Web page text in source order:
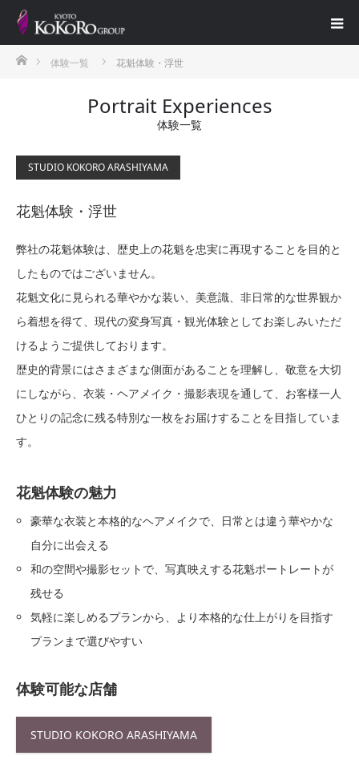
ホーム体験一覧 花魁体験・浮世
Portrait Experiences
体験一覧
STUDIO KOKORO ARASHIYAMA
花魁体験・浮世
弊社の花魁体験は、歴史上の花魁を忠実に再現することを目的と
したものではございません。
花魁文化に見られる華やかな装い、美意識、非日常的な世界観か
ら着想を得て、現代の変身写真・観光体験としてお楽しみいただ
けるようご提供しております。
歴史的背景にはさまざまな側面があることを理解し、敬意を大切
にしながら、衣装・ヘアメイク・撮影表現を通して、お客様一人
ひとりの記念に残る特別な一枚をお届けすることを目指していま
す。
花魁体験の魅力
豪華な衣装と本格的なヘアメイクで、日常とは違う華やかな
自分に出会える
和の空間や撮影セットで、写真映えする花魁ポートレートが
残せる
気軽に楽しめるプランから、より本格的な仕上がりを目指す
プランまで選びやすい
体験可能な店舗
STUDIO KOKORO ARASHIYAMA